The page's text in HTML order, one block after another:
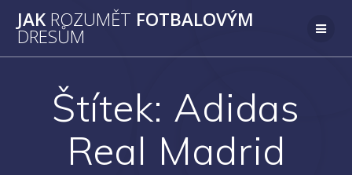
na
JAK ROZUMĚT FOTBALOVÝM
DRESŮM
Štítek: Adidas
Real Madrid